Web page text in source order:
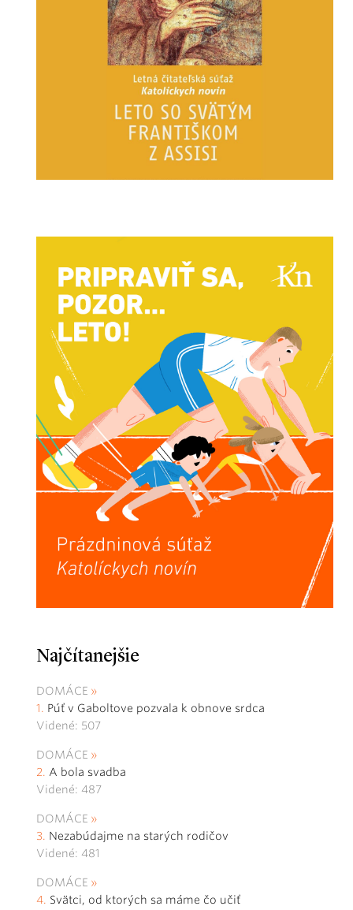
Najčítanejšie
DOMÁCE
Púť v Gaboltove pozvala k obnove srdca
Videné: 507
DOMÁCE
A bola svadba
Videné: 487
DOMÁCE
Nezabúdajme na starých rodičov
Videné: 481
DOMÁCE
Svätci, od ktorých sa máme čo učiť